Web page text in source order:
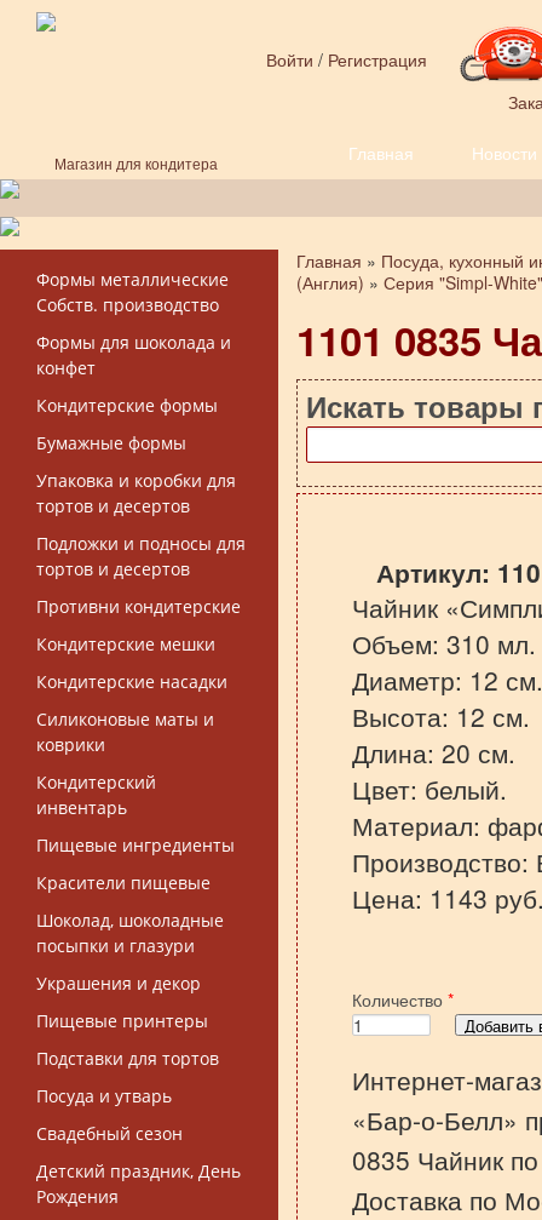
Перейти к основному содержанию
Магазин для кондитера
Войти / Регистрация
Главная Новости
Форма поиска
Формы металлические
Собств. производство
Формы для шоколада и
конфет
Кондитерские формы
Бумажные формы
Упаковка и коробки для
тортов и десертов
Подложки и подносы для
тортов и десертов
Противни кондитерские
Кондитерские мешки
Кондитерские насадки
Силиконовые маты и
коврики
Кондитерский
инвентарь
Пищевые ингредиенты
Красители пищевые
Шоколад, шоколадные
посыпки и глазури
Украшения и декор
Пищевые принтеры
Подставки для тортов
Посуда и утварь
Свадебный сезон
Детский праздник, День
Рождения
Вы здесь
Главная » Посуда, кухонный
(Англия) » Серия "Simpl-White"
1101 0835
Искать товары
Артикул:
Чайник
Объем: 310 мл.
Диаметр: 12 см.
Высота: 12 см.
Длина: 20 см.
Цвет: белый.
Материал:
Производство:
Цена: 1143
Количество *
Интернет-
«Бар-о-Белл»
0835 Чайник
Доставка по